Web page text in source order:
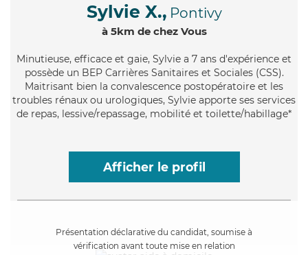
Sylvie X., Pontivy
à 5km de chez Vous
Minutieuse, efficace et gaie, Sylvie a 7 ans d'expérience et
possède un BEP Carrières Sanitaires et Sociales (CSS).
Maitrisant bien la convalescence postopératoire et les
troubles rénaux ou urologiques, Sylvie apporte ses services
de repas, lessive/repassage, mobilité et toilette/habillage*
Afficher le profil
Présentation déclarative du candidat, soumise à
vérification avant toute mise en relation